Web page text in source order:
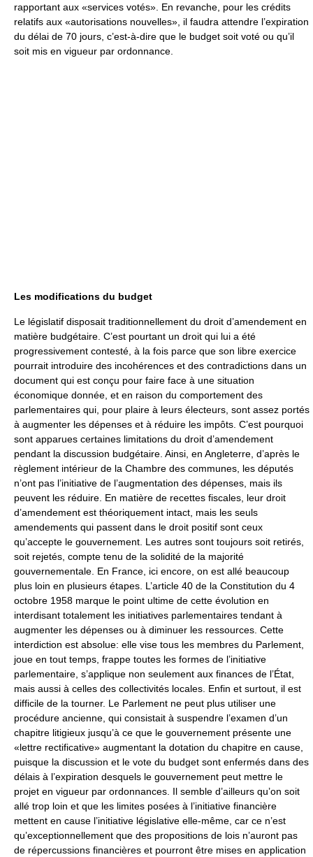
rapportant aux «services votés». En revanche, pour les crédits
relatifs aux «autorisations nouvelles», il faudra attendre l’expiration
du délai de 70 jours, c’est-à-dire que le budget soit voté ou qu’il
soit mis en vigueur par ordonnance.
Les modifications du budget
Le législatif disposait traditionnellement du droit d’amendement en
matière budgétaire. C’est pourtant un droit qui lui a été
progressivement contesté, à la fois parce que son libre exercice
pourrait introduire des incohérences et des contradictions dans un
document qui est conçu pour faire face à une situation
économique donnée, et en raison du comportement des
parlementaires qui, pour plaire à leurs électeurs, sont assez portés
à augmenter les dépenses et à réduire les impôts. C’est pourquoi
sont apparues certaines limitations du droit d’amendement
pendant la discussion budgétaire. Ainsi, en Angleterre, d’après le
règlement intérieur de la Chambre des communes, les députés
n’ont pas l’initiative de l’augmentation des dépenses, mais ils
peuvent les réduire. En matière de recettes fiscales, leur droit
d’amendement est théoriquement intact, mais les seuls
amendements qui passent dans le droit positif sont ceux
qu’accepte le gouvernement. Les autres sont toujours soit retirés,
soit rejetés, compte tenu de la solidité de la majorité
gouvernementale. En France, ici encore, on est allé beaucoup
plus loin en plusieurs étapes. L’article 40 de la Constitution du 4
octobre 1958 marque le point ultime de cette évolution en
interdisant totalement les initiatives parlementaires tendant à
augmenter les dépenses ou à diminuer les ressources. Cette
interdiction est absolue: elle vise tous les membres du Parlement,
joue en tout temps, frappe toutes les formes de l’initiative
parlementaire, s’applique non seulement aux finances de l’État,
mais aussi à celles des collectivités locales. Enfin et surtout, il est
difficile de la tourner. Le Parlement ne peut plus utiliser une
procédure ancienne, qui consistait à suspendre l’examen d’un
chapitre litigieux jusqu’à ce que le gouvernement présente une
«lettre rectificative» augmentant la dotation du chapitre en cause,
puisque la discussion et le vote du budget sont enfermés dans des
délais à l’expiration desquels le gouvernement peut mettre le
projet en vigueur par ordonnances. Il semble d’ailleurs qu’on soit
allé trop loin et que les limites posées à l’initiative financière
mettent en cause l’initiative législative elle-même, car ce n’est
qu’exceptionnellement que des propositions de lois n’auront pas
de répercussions financières et pourront être mises en application